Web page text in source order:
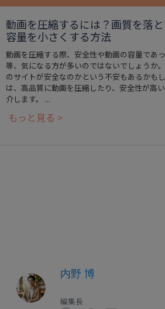
動画を圧縮するには？画質を落
容量を小さくする方法
動画を圧縮する際、安全性や動画の容量であ
等、気になる方が多いのではないでしょうか
のサイトが安全なのかという不安もあるかも
は、高品質に動画を圧縮したり、安全性が高
介します。 ...
もっと見る >
内野 博
編集長